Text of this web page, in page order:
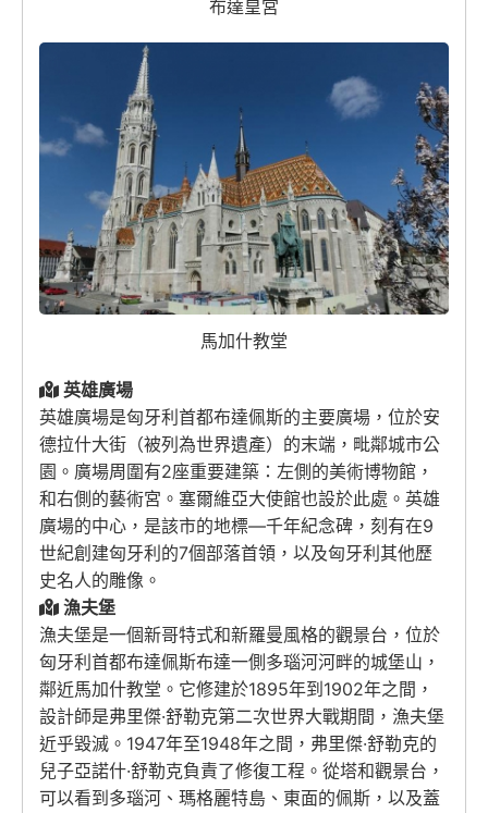
布達皇宮
馬加什教堂
英雄廣場
英雄廣場是匈牙利首都布達佩斯的主要廣場，位於安
德拉什大街（被列為世界遺產）的末端，毗鄰城市公
園。廣場周圍有2座重要建築：左側的美術博物館，
和右側的藝術宮。塞爾維亞大使館也設於此處。英雄
廣場的中心，是該市的地標—千年紀念碑，刻有在9
世紀創建匈牙利的7個部落首領，以及匈牙利其他歷
史名人的雕像。
漁夫堡
漁夫堡是一個新哥特式和新羅曼風格的觀景台，位於
匈牙利首都布達佩斯布達一側多瑙河河畔的城堡山，
鄰近馬加什教堂。它修建於1895年到1902年之間，
設計師是弗里傑·舒勒克第二次世界大戰期間，漁夫堡
近乎毀滅。1947年至1948年之間，弗里傑·舒勒克的
兒子亞諾什·舒勒克負責了修復工程。從塔和觀景台，
可以看到多瑙河、瑪格麗特島、東面的佩斯，以及蓋